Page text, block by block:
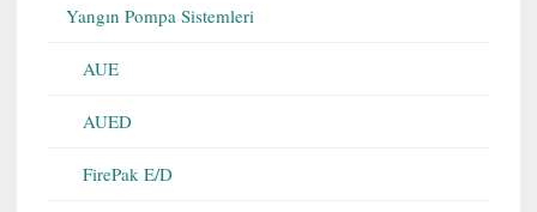
Yangın Pompa Sistemleri
AUE
AUED
FirePak E/D